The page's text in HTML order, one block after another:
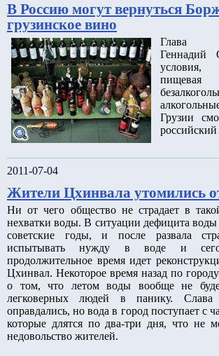
В Россию могут вернуться
грузинское вино
Глава
Геннадий
Грузии
2011-07-04
Жители Цхинвала утомились
Ни от чего общество не страдает в
нехватки воды. В ситуации дефицита
советские годы, и после развала
испытывать нужду в воде и
продолжительное время идет
Цхинвал. Некоторое время назад по
о том, что летом воды вообще не
легковерных людей в панику.
оправдались, но вода в город поступает с
которые длятся по два-три дня, что не
недовольство жителей.